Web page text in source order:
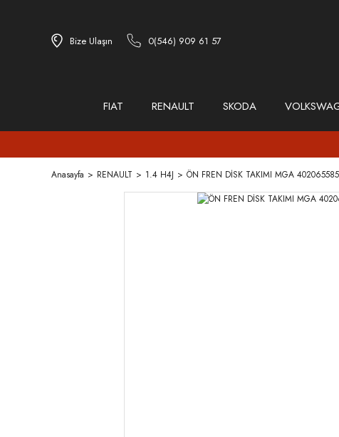
Bize Ulaşın 0(546) 909 61 57
FIAT RENAULT SKODA
Anasayfa RENAULT 1.4 H4J ÖN FREN DİSK TAKIMI MGA